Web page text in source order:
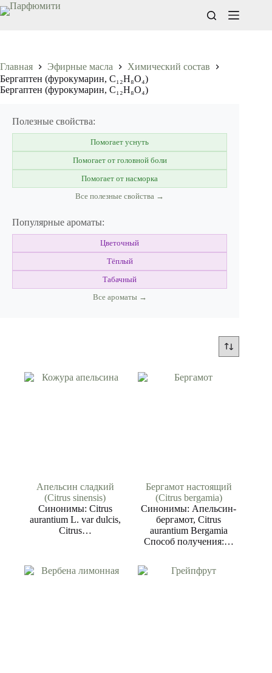
Перейти
к
Главная Эфирные масла
Химический состав
Бергаптен (фурокумарин, C₁₂H₈O₄)
Бергаптен (фурокумарин, C₁₂H₈O₄)
Полезные свойства:
Помогает уснуть
Помогает от головной боли
Помогает от насморка
Все полезные свойства →
Популярные ароматы:
Цветочный
Тёплый
Табачный
Все ароматы →
Апельсин сладкий
(Citrus sinensis)
Синонимы: Сitrus
aurantium L. var dulcis,
Сitrus…
Бергамот настоящий
(Citrus bergamia)
Синонимы: Апельсин-
бергамот, Citrus
aurantium Bergamia
Способ получения:…